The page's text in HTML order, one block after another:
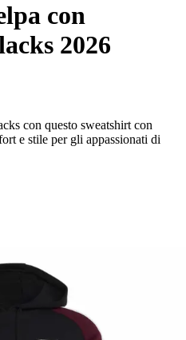
con
2026
con questo sweatshirt con
e stile per gli appassionati di